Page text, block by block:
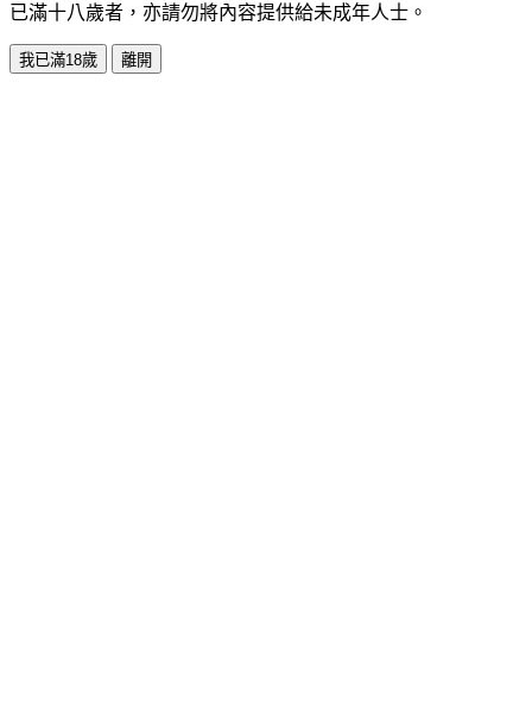
已滿十八歲者，亦請勿將內容提供給未成年人士。
我已滿18歲 離開